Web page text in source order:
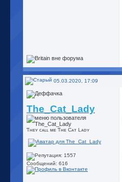
05.03.2020, 17:09
The_Cat_Lady
Ƭʜᴇʏ cᴀʟʟ ᴍᴇ Ƭʜᴇ Cᴀᴛ Lᴀᴅʏ
Сообщений: 616